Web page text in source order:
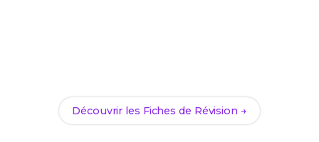
Découvrir les Fiches de Révision →